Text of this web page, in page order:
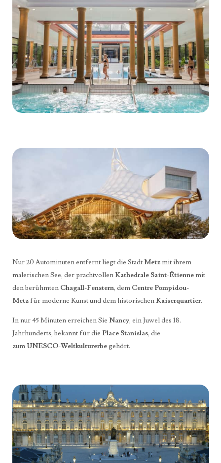
Nur 20 Autominuten entfernt liegt die Stadt Metzmit ihrem
malerischen See, der prachtvollen Kathedrale Saint-Étiennemit
den berühmten Chagall-Fenstern, dem Centre Pompidou-
Metzfür moderne Kunst und dem historischen Kaiserquartier.
In nur 45 Minuten erreichen Sie Nancy, ein Juwel des 18.
Jahrhunderts, bekannt für die Place Stanislas, die
zum UNESCO-Weltkulturerbegehört.